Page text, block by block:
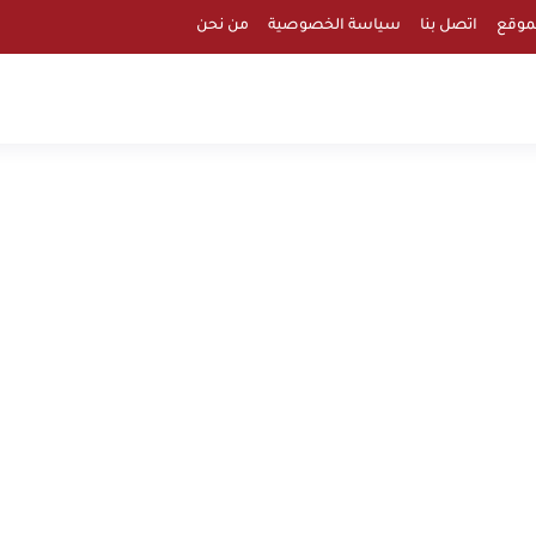
اتصل بنا سياسة الخصوصية من نحن